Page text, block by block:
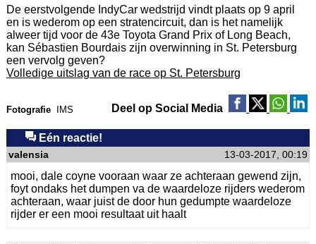
De eerstvolgende IndyCar wedstrijd vindt plaats op 9 april
en is wederom op een stratencircuit, dan is het namelijk
alweer tijd voor de 43e Toyota Grand Prix of Long Beach,
kan Sébastien Bourdais zijn overwinning in St. Petersburg
een vervolg geven?
Volledige uitslag van de race op St. Petersburg
Fotografie IMS Deel op Social Media
Eén reactie!
valensia 13-03-2017, 00:19
mooi, dale coyne vooraan waar ze achteraan gewend zijn,
foyt ondaks het dumpen va de waardeloze rijders wederom
achteraan, waar juist de door hun gedumpte waardeloze
rijder er een mooi resultaat uit haalt